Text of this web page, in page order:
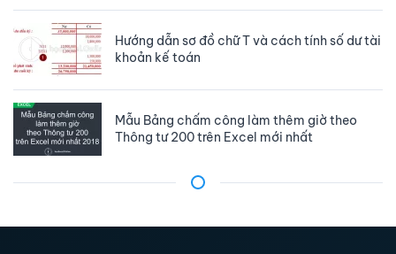
Hướng dẫn sơ đồ chữ T và cách tính số dư tài
khoản kế toán
Mẫu Bảng chấm công làm thêm giờ theo
Thông tư 200 trên Excel mới nhất